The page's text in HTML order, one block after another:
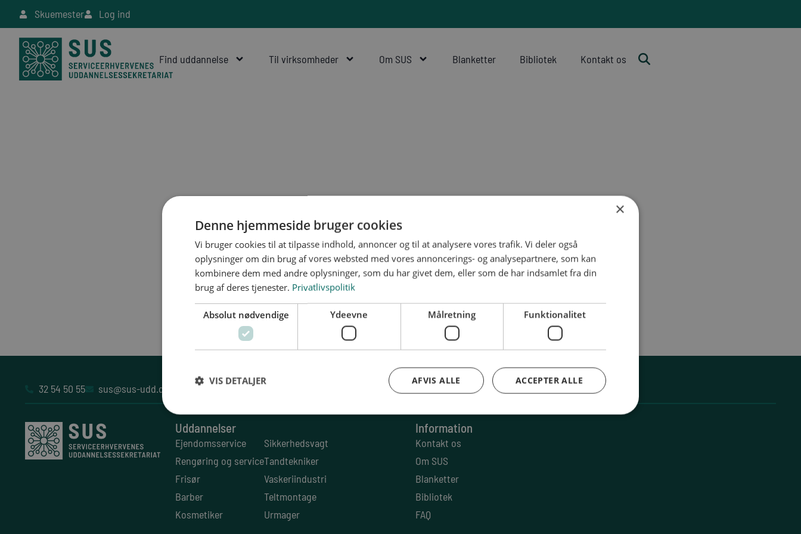
Skuemester Log ind
Find uddannelse Til virksomheder Om SUS Blanketter Bibliotek Kontakt os
32 54 50 55 sus@sus-udd.dk Vesterbrogade 6D, 4. 1620 København V CVR: 13 79 72 85
Uddannelser
Ejendomsservice
Rengøring og service
Frisør
Barber
Kosmetiker
Sikkerhedsvagt
Tandtekniker
Vaskeriindustri
Teltmontage
Urmager
Information
Kontakt os
Om SUS
Blanketter
Bibliotek
FAQ
×
Denne hjemmeside bruger cookies
Vi bruger cookies til at tilpasse indhold, annoncer og til at analysere vores trafik. Vi deler også
oplysninger om din brug af vores websted med vores annoncerings- og analysepartnere, som kan
kombinere dem med andre oplysninger, som du har givet dem, eller som de har indsamlet fra din
brug af deres tjenester. Privatlivspolitik
Absolut nødvendige Ydeevne Målretning Funktionalitet
ACCEPTER ALLE
AFVIS ALLE
VIS DETALJER